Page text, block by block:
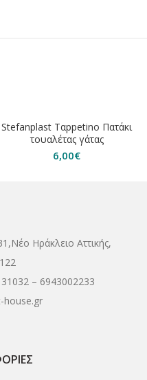
Stefanplast Ταppetino Πατάκι
τουαλέτας γάτας
6,00€
Ηράκλειο Αττικής,
– 6943002233
house.gr